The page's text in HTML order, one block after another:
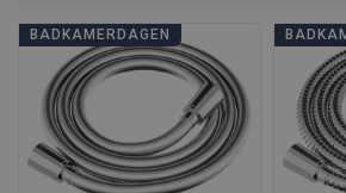
BADKAMERDAGEN